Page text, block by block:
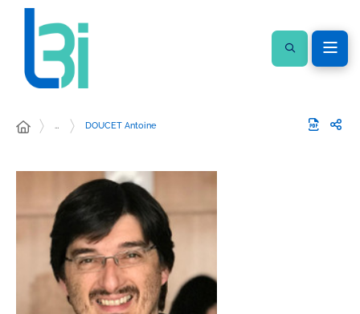
… DOUCET Antoine